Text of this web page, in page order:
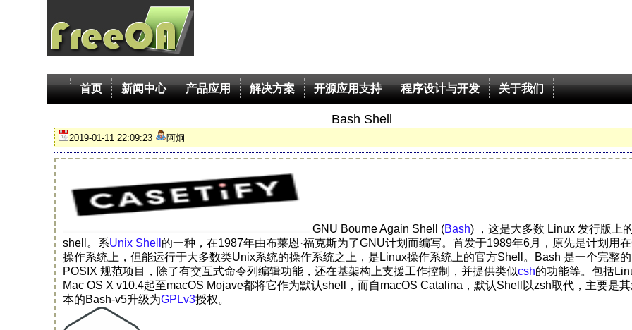
首页 新闻中心 产品应用 解决方案 开源应用支持 程序设计与开发 关于我们
Bash Shell
2019-01-11 22:09:23 阿炯
GNU Bourne Again Shell (Bash) ，这是大多数 Linux 发行版上
shell。系Unix Shell 的一种，在1987年由布莱恩·福克斯为了GNU计划而编写。首发于1989年6月，原先是计划用
操作系统上，但能运行于大多数类Unix系统的操作系统之上，是Linux操作系统上的官方Shell。Bash 是一个完整的
POSIX 规范项目，除了有交互式命令列编辑功能，还在基架构上支援工作控制，并提供类似csh的功能等。包括
Mac OS X v10.4起至macOS Mojave都将它作为默认shell，而自macOS Catalina，默认Shell以zsh取代，主要是
本的Bash-v5升级为GPLv3授权。